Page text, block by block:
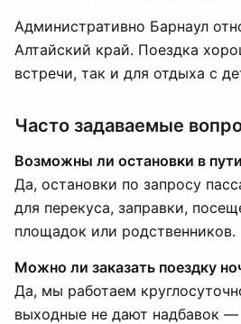
Административно Барнаул
Алтайский край. Поездка
встречи, так и для отдыха с
Часто задаваемые
Возможны ли остановки в
Да, остановки по запросу
для перекуса, заправки,
площадок или родственников.
Можно ли заказать поездку
Да, мы работаем
выходные не дают надбавок